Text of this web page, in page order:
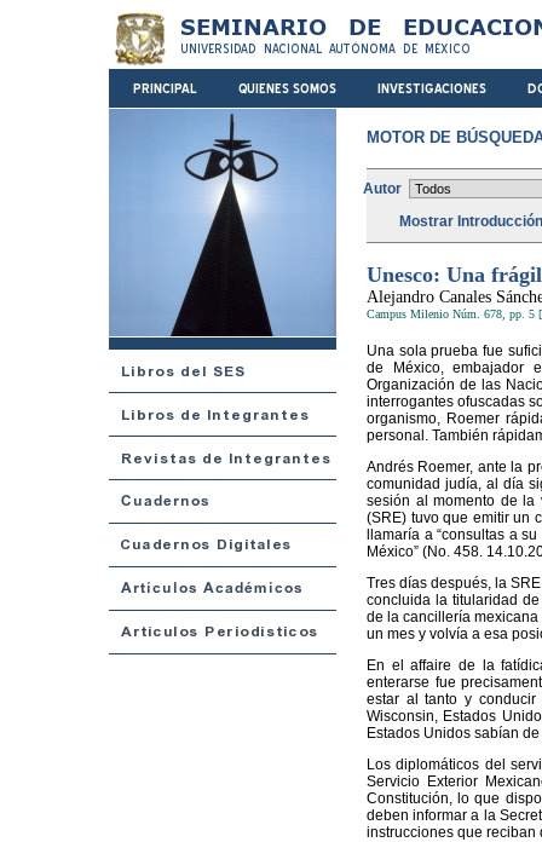
MOTOR DE
Autor
Mostrar
Unesco: Una
Alejandro Canales
Campus Milenio Núm. 678, pp. 5
Una sola prueba fue
de México, embajador
Organización de las
interrogantes ofuscadas
organismo, Roemer
personal. También
Andrés Roemer, ante la
comunidad judía, al día
sesión al momento de la
(SRE) tuvo que emitir un
llamaría a “consultas a
México” (No. 458.
Tres días después, la
concluida la titularidad
de la cancillería
un mes y volvía a esa
En el affaire de la
enterarse fue
estar al tanto y
Wisconsin, Estados
Estados Unidos sabían
Los diplomáticos del
Servicio Exterior
Constitución, lo que
deben informar a la
instrucciones que reciban